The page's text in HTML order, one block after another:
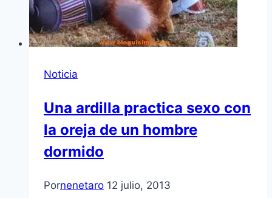
Noticia
Una ardilla practica sexo con
la oreja de un hombre
dormido
Pornenetaro 12 julio, 2013